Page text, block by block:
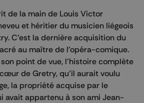
de la main de Louis Victor
et héritier du musicien liégeois
C'est la dernière acquisition du
au maître de l'opéra-comique.
point de vue, l’histoire complète
de Gretry, qu’il aurait voulu
la propriété acquise par le
avait appartenu à son ami Jean-